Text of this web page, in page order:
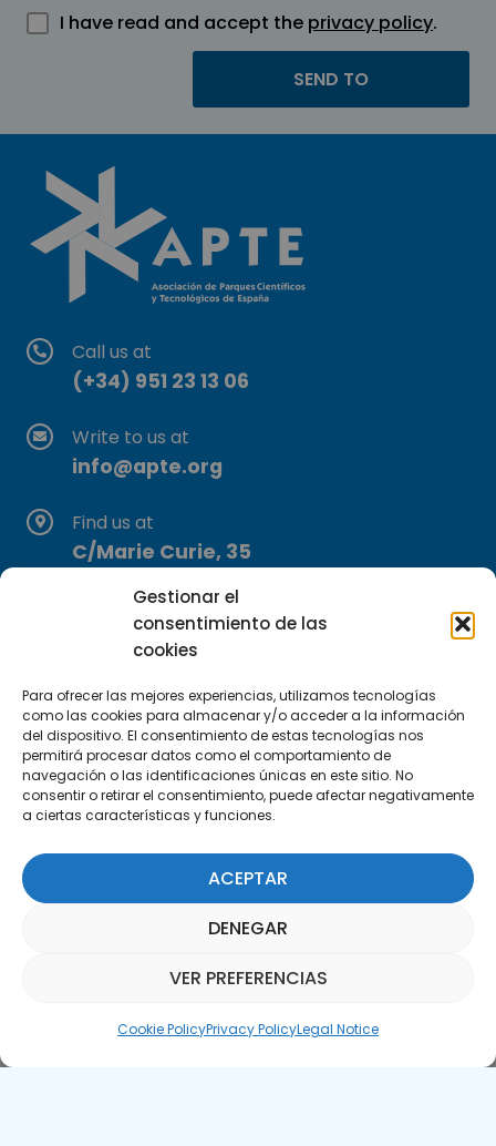
Gestionar el
consentimiento de las
cookies
Para ofrecer las mejores experiencias, utilizamos tecnologías
como las cookies para almacenar y/o acceder a la información
del dispositivo. El consentimiento de estas tecnologías nos
permitirá procesar datos como el comportamiento de
navegación o las identificaciones únicas en este sitio. No
consentir o retirar el consentimiento, puede afectar negativamente
a ciertas características y funciones.
ACEPTAR
DENEGAR
VER PREFERENCIAS
Cookie PolicyPrivacy PolicyLegal Notice
I have read and accept the privacy policy.
Call us at
(+34) 951 23 13 06
Write to us at
info@apte.org
Find us at
C/Marie Curie, 35
Subscribe to our Newsletter
SUBSCRIBE HERE